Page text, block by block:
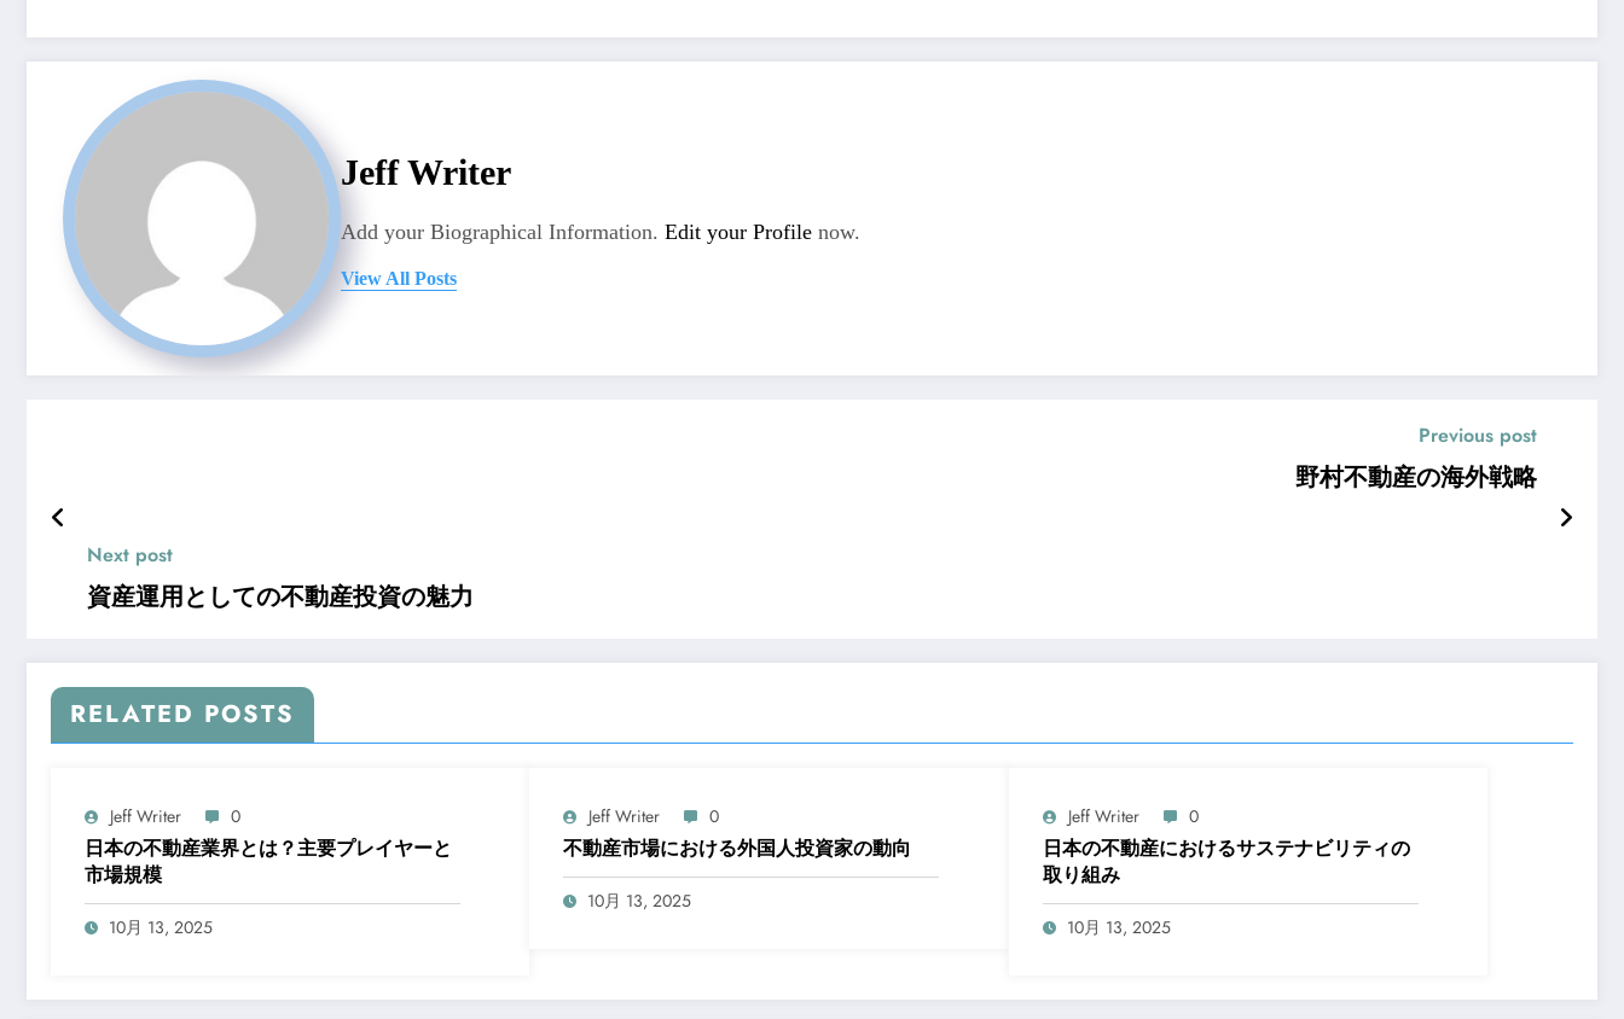
Jeff Writer
Add your Biographical Information. Edit your Profile now.
View All Posts
Previous post
野村不動産の海外戦略
Next post
資産運用としての不動産投資の魅力
RELATED POSTS
Jeff Writer 0
日本の不動産業界とは？主要プレイヤーと
市場規模
10月 13, 2025
Jeff Writer 0
不動産市場における外国人投資家の動向
10月 13, 2025
Jeff Writer 0
日本の不動産におけるサステナビリティの
取り組み
10月 13, 2025